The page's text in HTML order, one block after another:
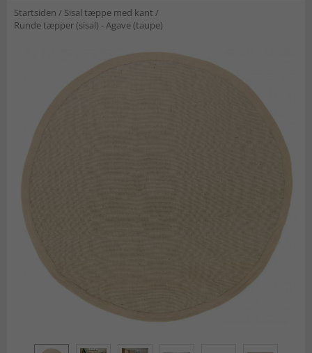
LAGT I INDKØBSKURVEN.
Startsiden / Sisal tæppe med kant /
Runde tæpper (sisal) - Agave (taupe)